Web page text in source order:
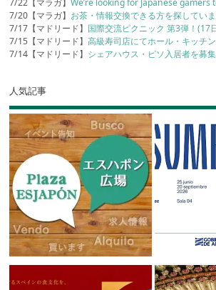
7/22【マラガ】We’re looking for Japanese gamers
7/20【マラガ】 お茶・情報交換できる方を探してい
7/17【マドリード】 国際交流ピクニック 第3弾！(17
7/15【マドリード】高級寿司店にてホール・キッチ
7/14【マドリード】 シェアハウス・ピソ入居者を募集
人気記事